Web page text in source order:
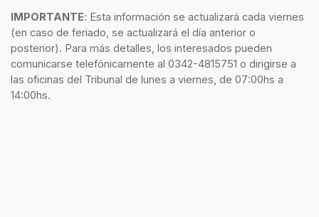
IMPORTANTE: Esta información se actualizará cada viernes
(en caso de feriado, se actualizará el día anterior o
posterior). Para más detalles, los interesados pueden
comunicarse telefónicamente al 0342-4815751 o dirigirse a
las oficinas del Tribunal de lunes a viernes, de 07:00hs a
14:00hs.